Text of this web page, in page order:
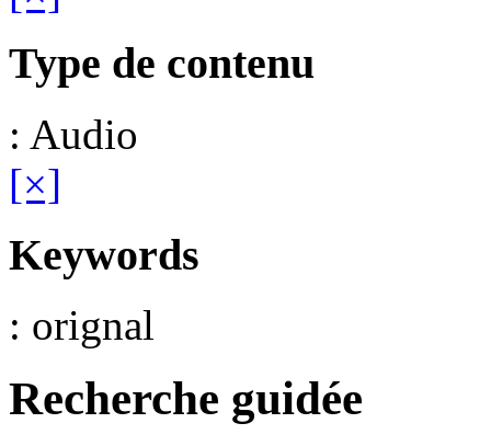
Type de contenu
: Audio
[×]
Keywords
: orignal
Recherche guidée